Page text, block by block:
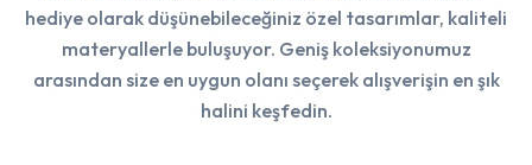
hediye olarak düşünebileceğiniz özel tasarımlar, kaliteli
materyallerle buluşuyor. Geniş koleksiyonumuz
arasından size en uygun olanı seçerek alışverişin en şık
halini keşfedin.